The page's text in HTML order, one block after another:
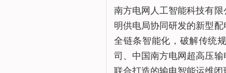
南方电网人工智能科技有
明供电局协同研发的新型
全链条智能化，破解传统
司、中国南方电网超高压
联合打造的输电智能运维